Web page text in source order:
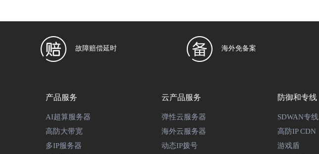
故障赔偿延时 海外免备案
产品服务
AI超算服务器
高防大带宽
多IP服务器
云产品服务
弹性云服务器
海外云服务器
动态IP拨号
防御和专线
SDWAN专线
高防IP CDN
游戏盾